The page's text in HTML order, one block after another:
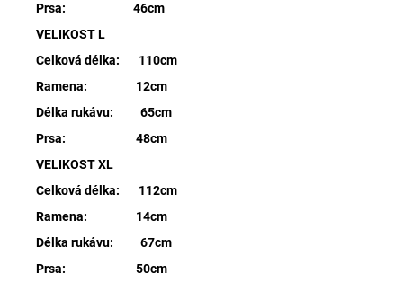
Prsa: 46cm
VELIKOST L
Celková délka: 110cm
Ramena: 12cm
Délka rukávu: 65cm
Prsa: 48cm
VELIKOST XL
Celková délka: 112cm
Ramena: 14cm
Délka rukávu: 67cm
Prsa: 50cm